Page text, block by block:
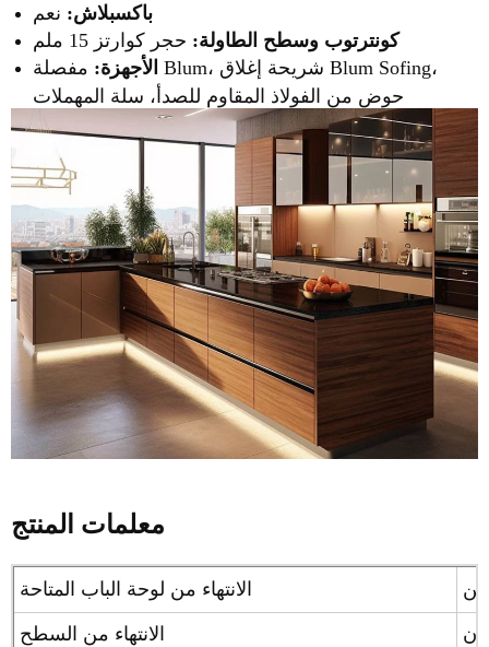
باكسبلاش: نعم
كونترتوب وسطح الطاولة:حجر كوارتز 15 ملم
الأجهزة: مفصلة Blum، شريحة إغلاق Blum Sofing،
حوض من الفولاذ المقاوم للصدأ، سلة المهملات
معلمات المنتج
الانتهاء من لوحة الباب المتاحة
الانتهاء من السطح